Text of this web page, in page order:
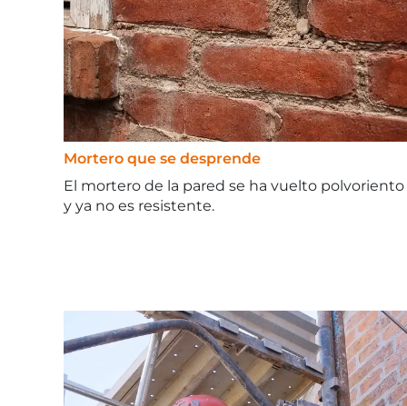
Mortero que se desprende
El mortero de la pared se ha vuelto polvoriento
y ya no es resistente.